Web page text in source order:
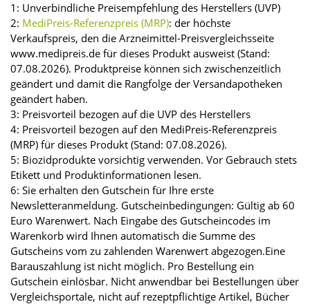
1: Unverbindliche Preisempfehlung des Herstellers (UVP)
2: MediPreis-Referenzpreis (MRP): der höchste
Verkaufspreis, den die Arzneimittel-Preisvergleichsseite
www.medipreis.de für dieses Produkt ausweist (Stand:
07.08.2026). Produktpreise können sich zwischenzeitlich
geändert und damit die Rangfolge der Versandapotheken
geändert haben.
3: Preisvorteil bezogen auf die UVP des Herstellers
4: Preisvorteil bezogen auf den MediPreis-Referenzpreis
(MRP) für dieses Produkt (Stand: 07.08.2026).
5: Biozidprodukte vorsichtig verwenden. Vor Gebrauch stets
Etikett und Produktinformationen lesen.
6: Sie erhalten den Gutschein für Ihre erste
Newsletteranmeldung. Gutscheinbedingungen: Gültig ab 60
Euro Warenwert. Nach Eingabe des Gutscheincodes im
Warenkorb wird Ihnen automatisch die Summe des
Gutscheins vom zu zahlenden Warenwert abgezogen.Eine
Barauszahlung ist nicht möglich. Pro Bestellung ein
Gutschein einlösbar. Nicht anwendbar bei Bestellungen über
Vergleichsportale, nicht auf rezeptpflichtige Artikel, Bücher